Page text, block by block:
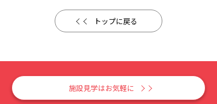
トップに戻る
施設見学はお気軽に